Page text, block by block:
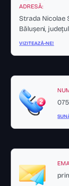
ADRESĂ:
Strada Nicolae
Bălușeni,
VIZITEAZĂ-NE!